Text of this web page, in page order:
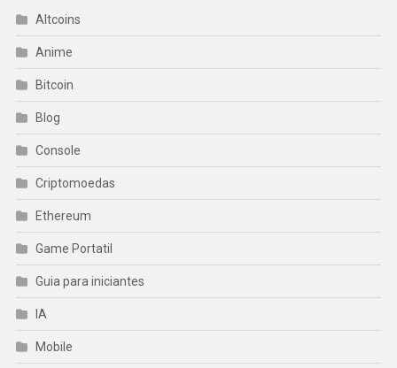
Altcoins
Anime
Bitcoin
Blog
Console
Criptomoedas
Ethereum
Game Portatil
Guia para iniciantes
IA
Mobile